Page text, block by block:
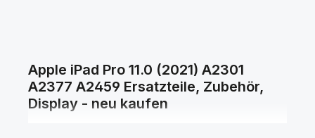
Apple iPad Pro 11.0 (2021) A2301
A2377 A2459 Ersatzteile, Zubehör,
Display - neu kaufen